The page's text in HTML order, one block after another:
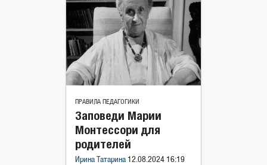
ПРАВИЛА ПЕДАГОГИКИ
Заповеди Марии
Монтессори для
родителей
Ирина Татарина 12.08.2024 16:19